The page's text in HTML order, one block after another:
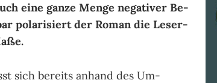
eine gan­ze Men­ge ne­ga­ti­ver Be­
po­la­ri­siert der Ro­man die Le­ser­
sich be­reits an­hand des Um­